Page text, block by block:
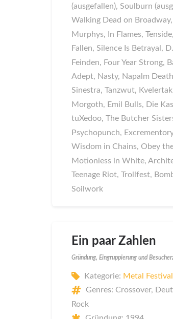
(ausgefallen), Soulburn
Walking Dead on
Murphys, In Flames,
Fallen, Silence Is Betrayal,
Feinden, Four Year Strong,
Adept, Nasty, Napalm
Sinestra, Tanzwut,
Morgoth, Emil Bulls, Die
tuXedoo, The Butcher
Psychopunch,
Wisdom in Chains, Obey
Motionless in White,
Teenage Riot, Trollfest,
Soilwork
Ein paar Zahlen
Gründung, Eingruppierung und
Kategorie: Metal
Genres: Crossover,
Rock